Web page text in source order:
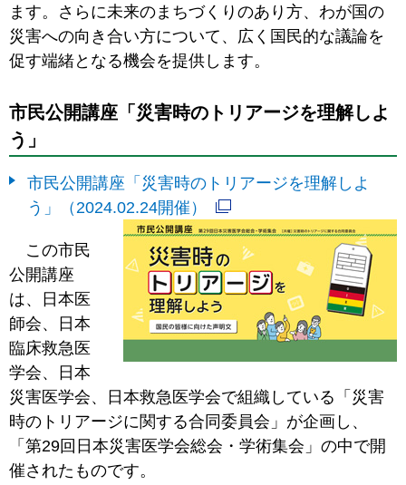
ます。さらに未来のまちづくりのあり方、わが国の
災害への向き合い方について、広く国民的な議論を
促す端緒となる機会を提供します。
市民公開講座「災害時のトリアージを理解しよ
う」
市民公開講座「災害時のトリアージを理解しよ
う」（2024.02.24開催）
この市民
公開講座
は、日本医
師会、日本
臨床救急医
学会、日本
災害医学会、日本救急医学会で組織している「災害
時のトリアージに関する合同委員会」が企画し、
「第29回日本災害医学会総会・学術集会」の中で開
催されたものです。